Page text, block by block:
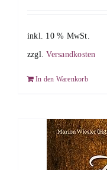
inkl. 10 % MwSt.
zzgl.Versandkosten
In den Warenkorb